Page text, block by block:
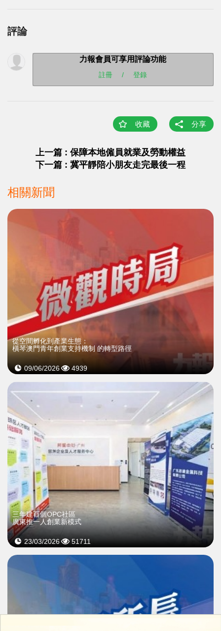
評論
力報會員可享用評論功能
註冊 / 登錄
收藏 分享
上一篇 : 保障本地僱員就業及勞動權益
下一篇 : 冀平靜陪小朋友走完最後一程
相關新聞
從空間孵化到產業生態：
橫琴澳門青年創業支持機制 的轉型路徑
09/06/2026 4939
三年建百個OPC社區
廣東推一人創業新模式
23/03/2026 51711